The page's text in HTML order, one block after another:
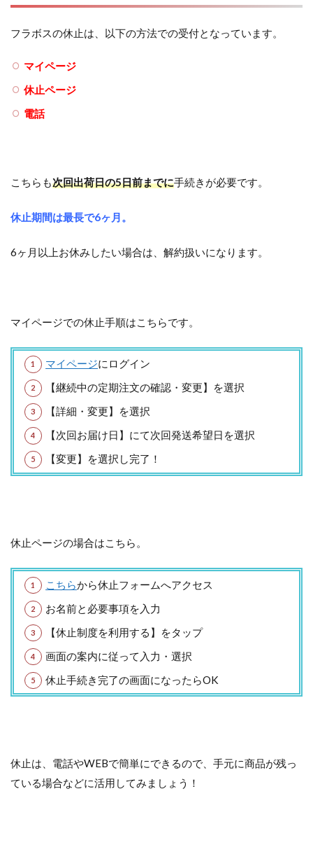
フラボスの休止は、以下の方法での受付となっています。
マイページ
休止ページ
電話
こちらも次回出荷日の5日前までに手続きが必要です。
休止期間は最長で6ヶ月。
6ヶ月以上お休みしたい場合は、解約扱いになります。
マイページでの休止手順はこちらです。
マイページにログイン
【継続中の定期注文の確認・変更】を選択
【詳細・変更】を選択
【次回お届け日】にて次回発送希望日を選択
【変更】を選択し完了！
休止ページの場合はこちら。
こちらから休止フォームへアクセス
お名前と必要事項を入力
【休止制度を利用する】をタップ
画面の案内に従って入力・選択
休止手続き完了の画面になったらOK
休止は、電話やWEBで簡単にできるので、手元に商品が残っ
ている場合などに活用してみましょう！